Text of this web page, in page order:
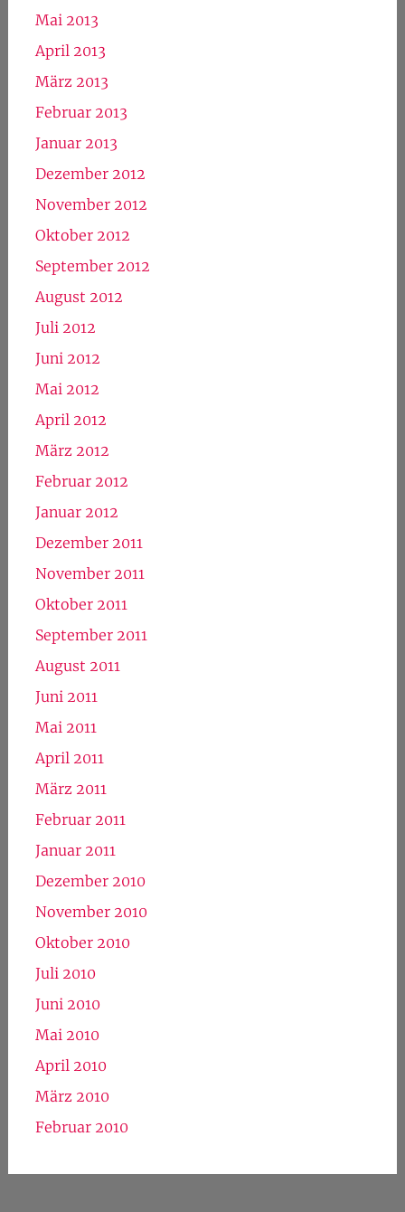
Mai 2013
April 2013
März 2013
Februar 2013
Januar 2013
Dezember 2012
November 2012
Oktober 2012
September 2012
August 2012
Juli 2012
Juni 2012
Mai 2012
April 2012
März 2012
Februar 2012
Januar 2012
Dezember 2011
November 2011
Oktober 2011
September 2011
August 2011
Juni 2011
Mai 2011
April 2011
März 2011
Februar 2011
Januar 2011
Dezember 2010
November 2010
Oktober 2010
Juli 2010
Juni 2010
Mai 2010
April 2010
März 2010
Februar 2010